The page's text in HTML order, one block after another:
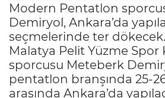
Modern Pentatlon
Demiryol, Ankara’da
seçmelerinde ter dökecek.
Malatya Pelit Yüzme Spor
sporcusu Meteberk
pentatlon branşında 25-
arasında Ankara’da